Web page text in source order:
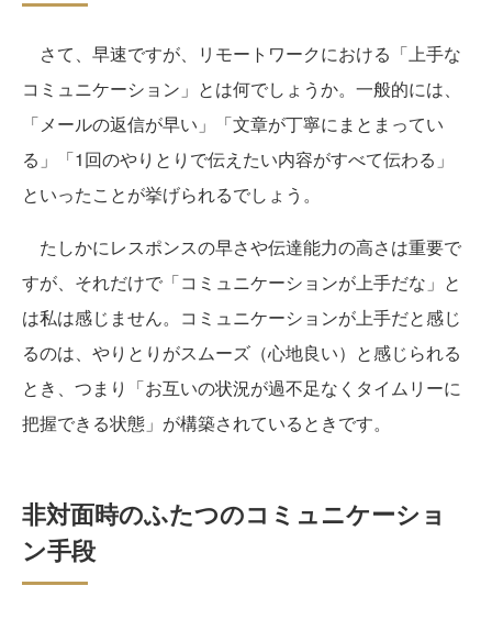
さて、早速ですが、リモートワークにおける「上手な
コミュニケーション」とは何でしょうか。一般的には、
「メールの返信が早い」「文章が丁寧にまとまってい
る」「1回のやりとりで伝えたい内容がすべて伝わる」
といったことが挙げられるでしょう。
たしかにレスポンスの早さや伝達能力の高さは重要で
すが、それだけで「コミュニケーションが上手だな」と
は私は感じません。コミュニケーションが上手だと感じ
るのは、やりとりがスムーズ（心地良い）と感じられる
とき、つまり「お互いの状況が過不足なくタイムリーに
把握できる状態」が構築されているときです。
非対面時のふたつのコミュニケーショ
ン手段